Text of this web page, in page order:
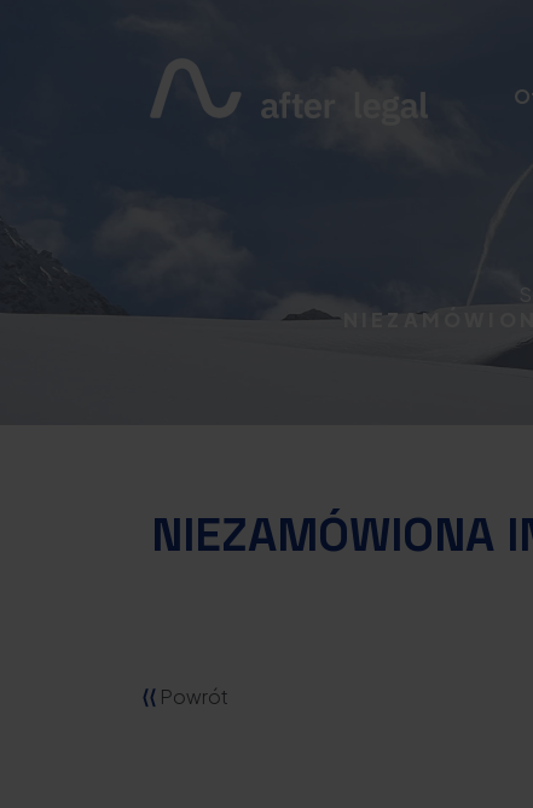
NIEZAMÓWIONA
⟨⟨ Powrót